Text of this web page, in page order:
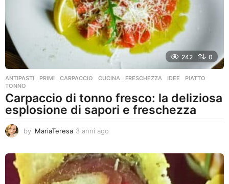
o
242 0
ANTIPASTI ,PRIMI CARPACCIO ,CUCINA ,FRESCHEZZA ,IDEE ,PIATTO
TONNO
Carpaccio di tonno fresco: la deliziosa
esplosione di sapori e freschezza
by MariaTeresa 3 anni ago
n
i
a